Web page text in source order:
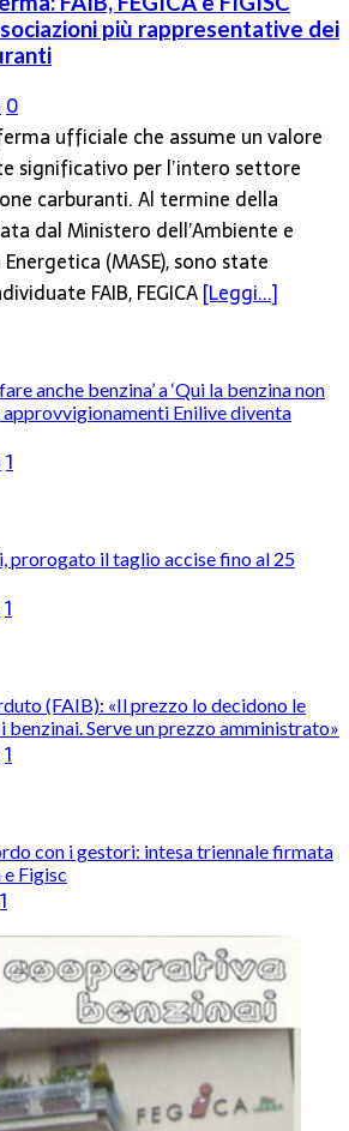
più rappresentative dei
0
ufficiale che assume un valore
significativo per l’intero settore
carburanti. Al termine della
dal Ministero dell’Ambiente e
(MASE), sono state
FAIB, FEGICA[Leggi...]
anche benzina’ a ‘Qui la benzina non
approvvigionamenti Enilive diventa
1
prorogato il taglio accise fino al 25
1
(FAIB): «Il prezzo lo decidono le
benzinai. Serve un prezzo amministrato»
1
con i gestori: intesa triennale firmata
e Figisc
1